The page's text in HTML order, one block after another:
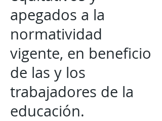
apegados a la
normatividad
vigente, en beneficio
de las y los
trabajadores de la
educación.